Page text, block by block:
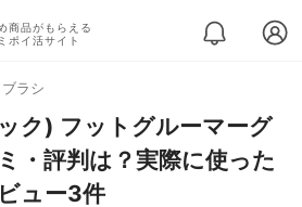
商品がもらえる
ポイ活サイト
ラシ
ク) フットグルーマーグ
・評判は？実際に使った
ュー3件